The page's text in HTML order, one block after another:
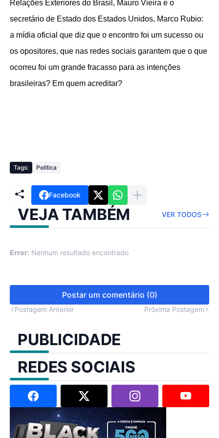
Relações Exteriores do Brasil, Mauro Vieira e o
secretário de Estado dos Estados Unidos, Marco Rubio:
a mídia oficial que diz que o encontro foi um sucesso ou
os opositores, que nas redes sociais garantem que o que
ocorreu foi um grande fracasso para as intenções
brasileiras? Em quem acreditar?
Tags: Política
Facebook
VEJA TAMBÉM VER TODOS
Error: Nenhum resultado encontrado
Postar um comentário (0)
Postagem Anterior Próxima Postagem
PUBLICIDADE
REDES SOCIAIS